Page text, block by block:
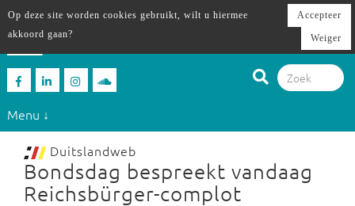
Menu ↓
Duitslandweb
Bondsdag bespreekt vandaag
Reichsbürger-complot
Op deze site worden cookies gebruikt, wilt u hiermee
akkoord gaan?
Accepteer
Weiger